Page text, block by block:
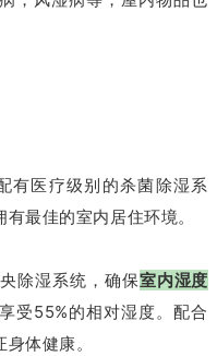
有医疗级别的杀菌除湿系
最佳的室内居住环境。
除湿系统，确保室内湿度
受55%的相对湿度。配合
体健康。